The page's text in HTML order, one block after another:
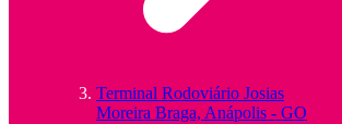
Terminal Rodoviário Josias
Moreira Braga, Anápolis - GO